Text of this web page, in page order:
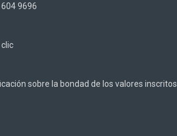
9696
clic
sobre la bondad de los valores inscritos